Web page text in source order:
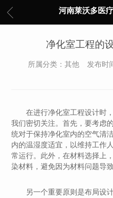
河南莱沃多医
净化室工程的
所属分类：其他 发布时
在进行净化室工程设计时
我们密切关注。首先，要考虑
统对于保持净化室内的空气清
内的温湿度适宜，以维持工作
常运行。此外，在材料选择上
染材料，避免因为材料问题导
另一个重要原则是布局设